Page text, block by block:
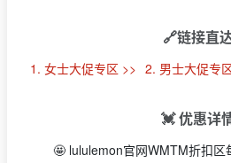
🔗链接直
1. 女士大促专区 >> 2. 男士大促专
💓 优惠详
🤩 lululemon官网WMTM折扣区